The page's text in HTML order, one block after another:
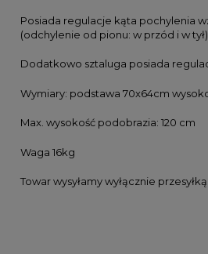
Posiada regulacje kąta pochylenia
(odchylenie od pionu: w przód i w
Dodatkowo sztaluga posiada
Wymiary: podstawa 70x64cm
Max. wysokość podobrazia: 120 cm
Waga 16kg
Towar wysyłamy wyłącznie